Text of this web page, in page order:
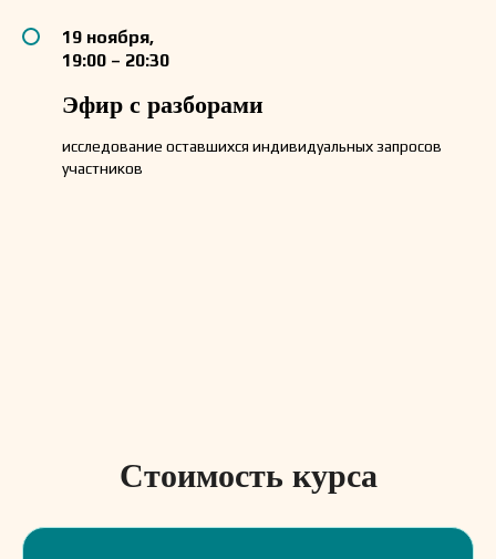
19 ноября,
19:00 – 20:30
Эфир с разборами
исследование оставшихся индивидуальных запросов
участников
Стоимость курса